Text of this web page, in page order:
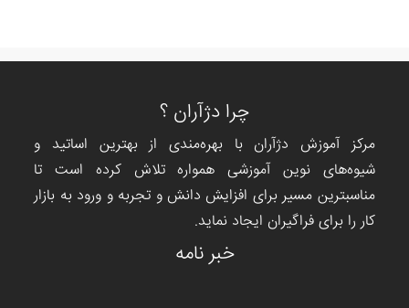
چرا دژآران ؟
مرکز آموزش دژآران با بهره‌مندی از بهترین اساتید و
شیوه‌های نوین آموزشی همواره تلاش کرده است تا
مناسبترین مسیر برای افزایش دانش و تجربه و ورود به بازار
کار را برای فراگیران ایجاد نماید.
خبر نامه